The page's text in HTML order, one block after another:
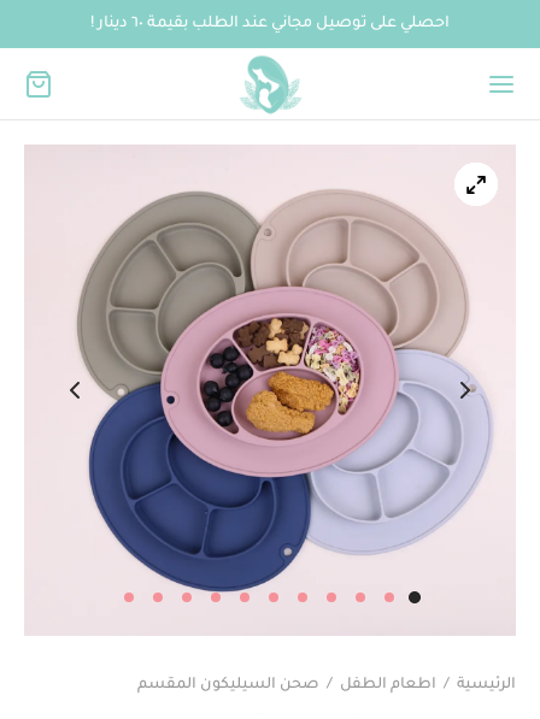
احصلي على توصيل مجاني عند الطلب بقيمة ٦٠ دينار !
الرئيسية / اطعام الطفل / صحن السيليكون المقسم